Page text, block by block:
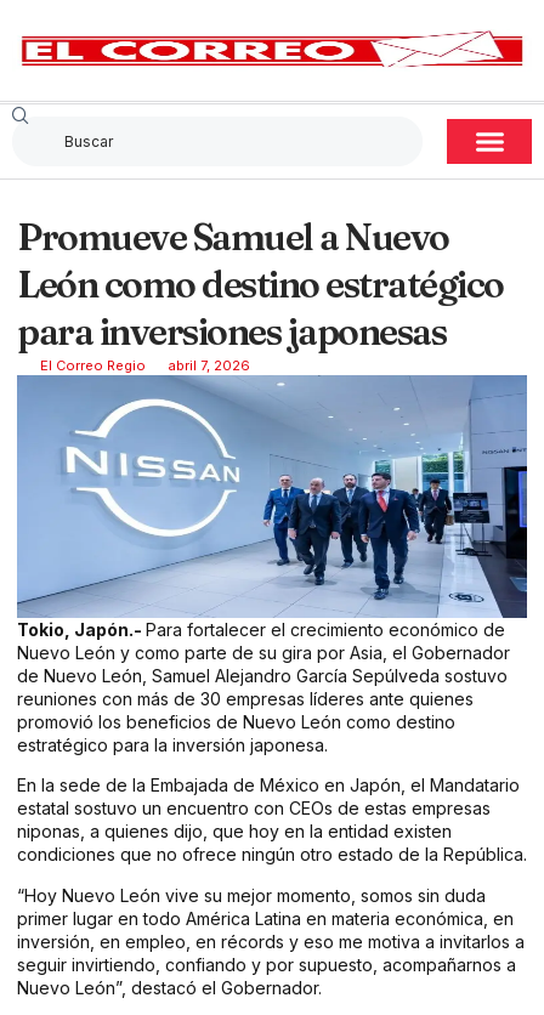
Promueve Samuel a Nuevo
León como destino estratégico
para inversiones japonesas
El Correo Regio abril 7, 2026
Tokio, Japón.- Para fortalecer el crecimiento económico de
Nuevo León y como parte de su gira por Asia, el Gobernador
de Nuevo León, Samuel Alejandro García Sepúlveda sostuvo
reuniones con más de 30 empresas líderes ante quienes
promovió los beneficios de Nuevo León como destino
estratégico para la inversión japonesa.
En la sede de la Embajada de México en Japón, el Mandatario
estatal sostuvo un encuentro con CEOs de estas empresas
niponas, a quienes dijo, que hoy en la entidad existen
condiciones que no ofrece ningún otro estado de la República.
“Hoy Nuevo León vive su mejor momento, somos sin duda
primer lugar en todo América Latina en materia económica, en
inversión, en empleo, en récords y eso me motiva a invitarlos a
seguir invirtiendo, confiando y por supuesto, acompañarnos a
Nuevo León”, destacó el Gobernador.